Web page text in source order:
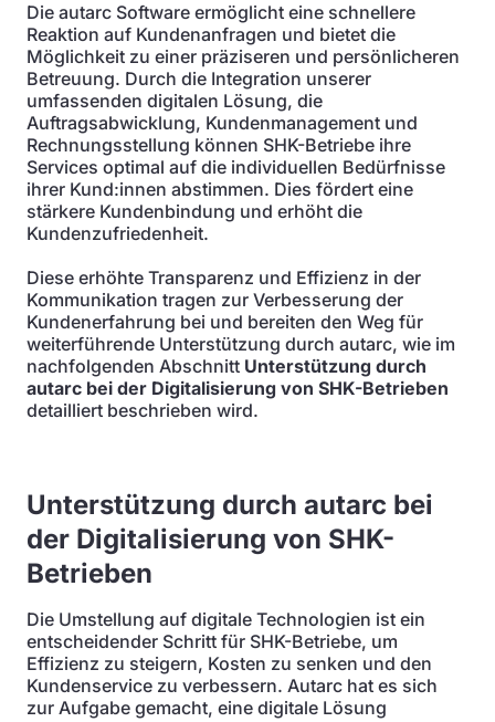
Die autarc Software ermöglicht eine schnellere
Reaktion auf Kundenanfragen und bietet die
Möglichkeit zu einer präziseren und persönlicheren
Betreuung. Durch die Integration unserer
umfassenden digitalen Lösung, die
Auftragsabwicklung, Kundenmanagement und
Rechnungsstellung können SHK-Betriebe ihre
Services optimal auf die individuellen Bedürfnisse
ihrer Kund:innen abstimmen. Dies fördert eine
stärkere Kundenbindung und erhöht die
Kundenzufriedenheit.
Diese erhöhte Transparenz und Effizienz in der
Kommunikation tragen zur Verbesserung der
Kundenerfahrung bei und bereiten den Weg für
weiterführende Unterstützung durch autarc, wie im
nachfolgenden Abschnitt Unterstützung durch
autarc bei der Digitalisierung von SHK-Betrieben
detailliert beschrieben wird.
Unterstützung durch autarc bei
der Digitalisierung von SHK-
Betrieben
Die Umstellung auf digitale Technologien ist ein
entscheidender Schritt für SHK-Betriebe, um
Effizienz zu steigern, Kosten zu senken und den
Kundenservice zu verbessern. Autarc hat es sich
zur Aufgabe gemacht, eine digitale Lösung